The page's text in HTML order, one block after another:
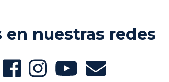
en nuestras redes